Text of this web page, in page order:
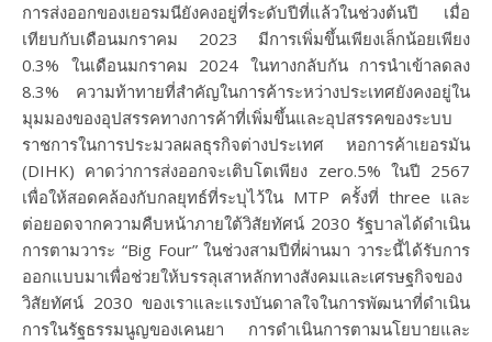
การส่งออกของเยอรมนียังคงอยู่ที่ระดับปีที่แล้วในช่วงต้นปี เมื่อ
เทียบกับเดือนมกราคม 2023 มีการเพิ่มขึ้นเพียงเล็กน้อยเพียง
0.3% ในเดือนมกราคม 2024 ในทางกลับกัน การนำเข้าลดลง
8.3% ความท้าทายที่สำคัญในการค้าระหว่างประเทศยังคงอยู่ใน
มุมมองของอุปสรรคทางการค้าที่เพิ่มขึ้นและอุปสรรคของระบบ
ราชการในการประมวลผลธุรกิจต่างประเทศ หอการค้าเยอรมัน
(DIHK) คาดว่าการส่งออกจะเติบโตเพียง zero.5% ในปี 2567
เพื่อให้สอดคล้องกับกลยุทธ์ที่ระบุไว้ใน MTP ครั้งที่ three และ
ต่อยอดจากความคืบหน้าภายใต้วิสัยทัศน์ 2030 รัฐบาลได้ดำเนิน
การตามวาระ “Big Four” ในช่วงสามปีที่ผ่านมา วาระนี้ได้รับการ
ออกแบบมาเพื่อช่วยให้บรรลุเสาหลักทางสังคมและเศรษฐกิจของ
วิสัยทัศน์ 2030 ของเราและแรงบันดาลใจในการพัฒนาที่ดำเนิน
การในรัฐธรรมนูญของเคนยา การดำเนินการตามนโยบายและ